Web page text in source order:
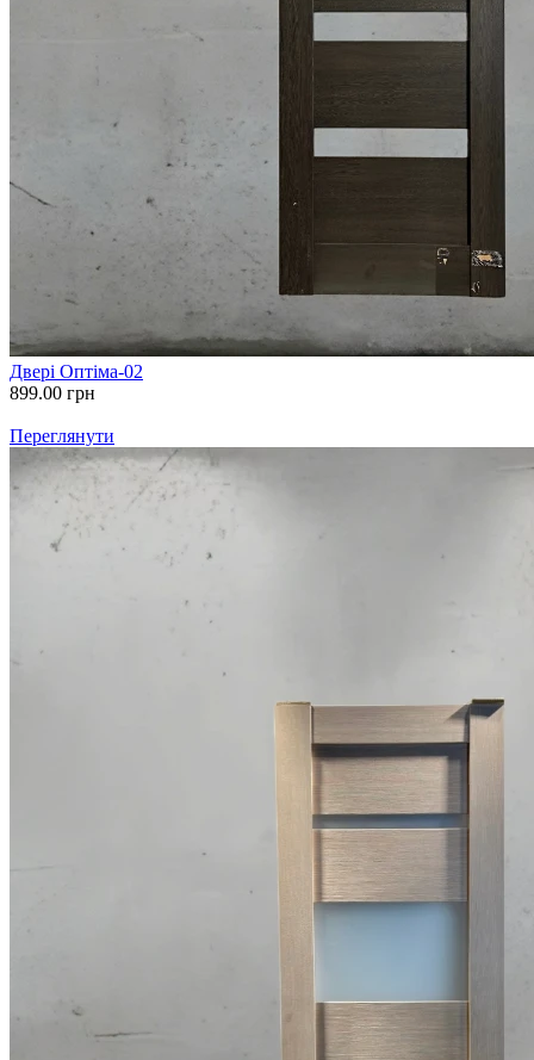
Двері Оптіма-02
899.00 грн
Переглянути